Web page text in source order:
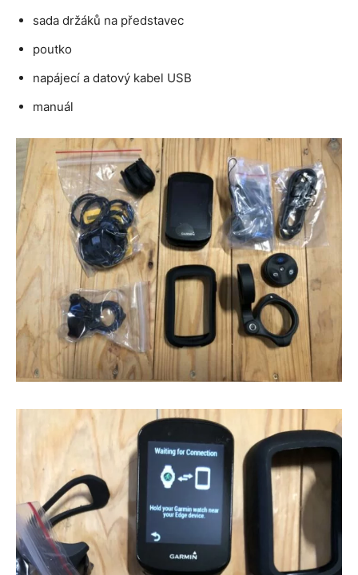
sada držáků na představec
poutko
napájecí a datový kabel USB
manuál